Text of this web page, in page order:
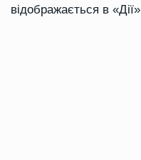
відображається в «Дії»